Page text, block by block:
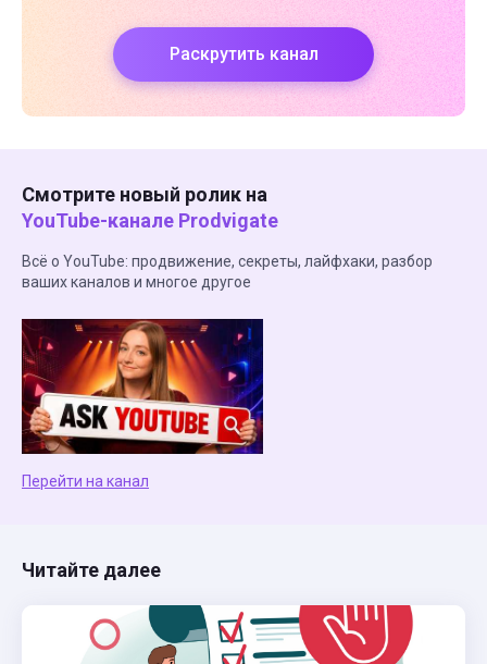
Раскрутить канал
Смотрите новый ролик на
YouTube-канале Prodvigate
Всё о YouTube: продвижение, секреты, лайфхаки, разбор
ваших каналов и многое другое
Перейти на канал
Читайте далее